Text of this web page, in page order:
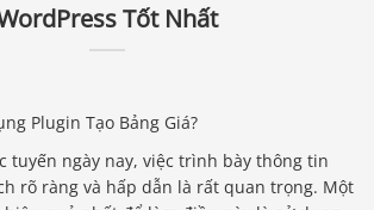
Tốt Nhất
Plugin Tạo Bảng Giá?
tuyến ngày nay, việc trình bày thông tin
rõ ràng và hấp dẫn là rất quan trọng. Một